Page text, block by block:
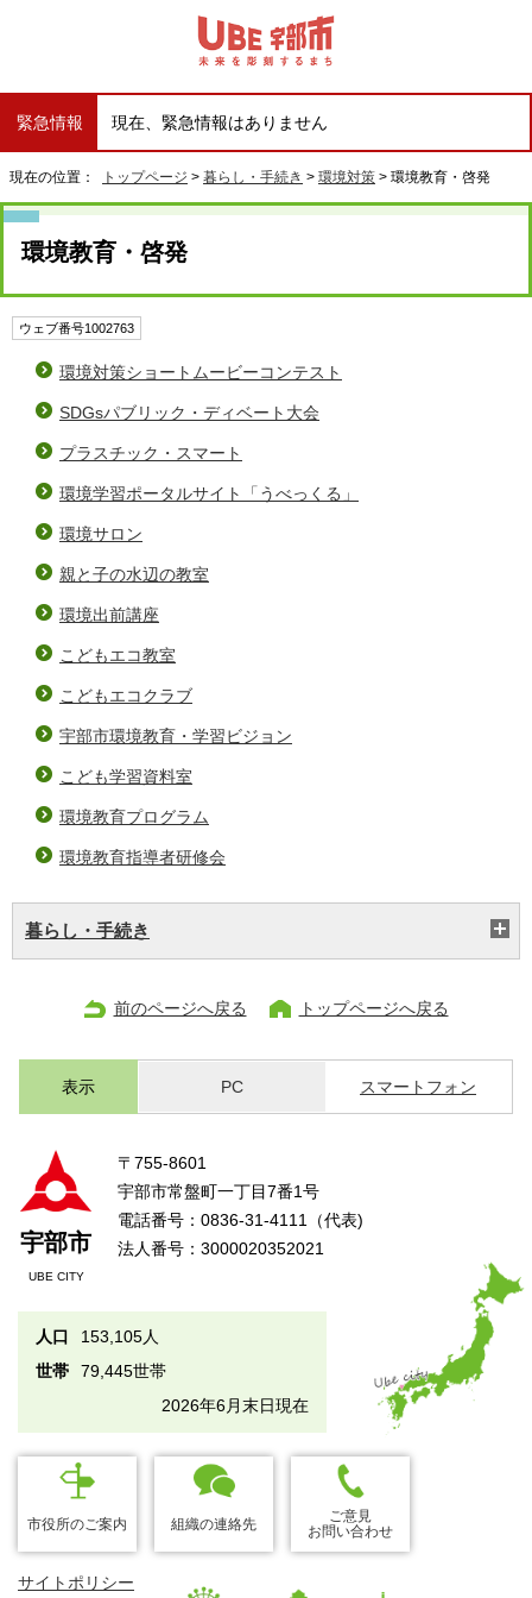
緊急情報 現在、緊急情報はありません
現在の位置： トップページ > 暮らし・手続き > 環境対策 > 環境教育・啓発
環境教育・啓発
ウェブ番号1002763
環境対策ショートムービーコンテスト
SDGsパブリック・ディベート大会
プラスチック・スマート
環境学習ポータルサイト「うべっくる」
環境サロン
親と子の水辺の教室
環境出前講座
こどもエコ教室
こどもエコクラブ
宇部市環境教育・学習ビジョン
こども学習資料室
環境教育プログラム
環境教育指導者研修会
暮らし・手続き
前のページへ戻る トップページへ戻る
表示 PC スマートフォン
宇部市
UBE CITY
〒755-8601
宇部市常盤町一丁目7番1号
電話番号：0836-31-4111（代表)
法人番号：3000020352021
人口
153,105人
世帯
79,445世帯
2026年6月末日現在
市役所のご案内 組織の連絡先
ご意見
お問い合わせ
サイトポリシー